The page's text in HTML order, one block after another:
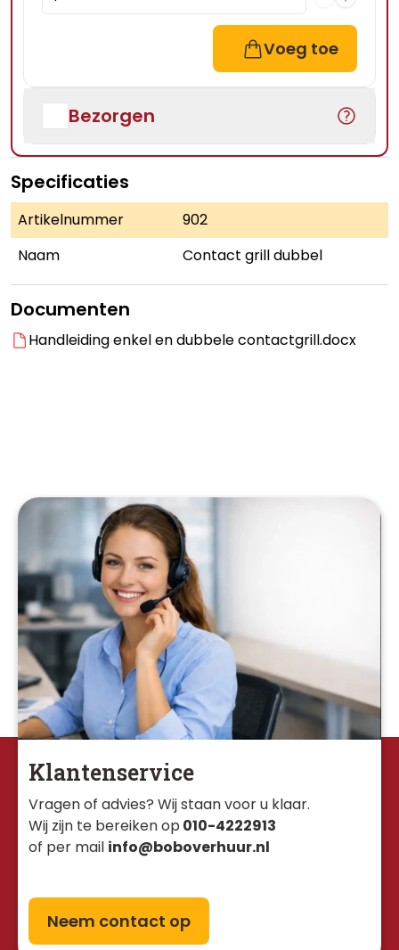
Voeg toe
Bezorgen
Specificaties
Artikelnummer
902
Naam
Contact grill dubbel
Documenten
Handleiding enkel en dubbele contactgrill.docx
Klantenservice
Vragen of advies? Wij staan voor u klaar.
Wij zijn te bereiken op 010-4222913
of per mail info@boboverhuur.nl
Neem contact op